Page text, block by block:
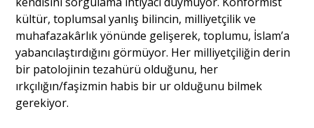
kültür, toplumsal yanlış bilincin, milliyetçilik ve
muhafazakârlık yönünde gelişerek, toplumu, İslam’a
yabancılaştırdığını görmüyor. Her milliyetçiliğin derin
bir patolojinin tezahürü olduğunu, her
ırkçılığın/faşizmin habis bir ur olduğunu bilmek
gerekiyor.